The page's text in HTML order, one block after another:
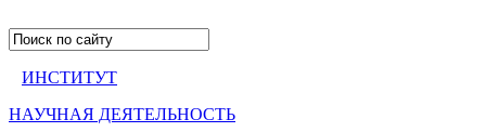
ИНСТИТУТ
НАУЧНАЯ ДЕЯТЕЛЬНОСТЬ